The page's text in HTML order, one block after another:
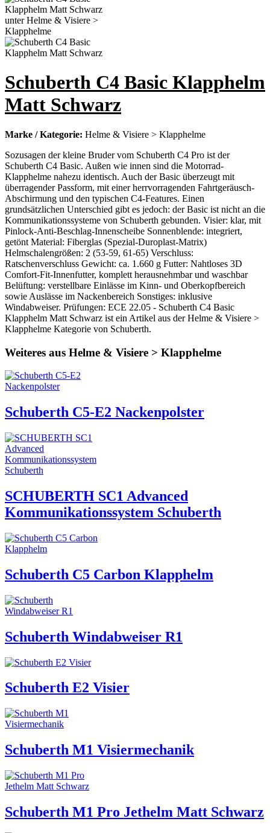
Schuberth C4 Basic Klapphelm
Matt Schwarz
Marke / Kategorie: Helme & Visiere > Klapphelme
Sozusagen der kleine Bruder vom Schuberth C4 Pro ist der
Schuberth C4 Basic. Außen wie innen sind die Motorrad-
Klapphelme nahezu identisch. Auch der Basic überzeugt mit
überragender Passform, mit einer herrvorragenden Fahrtgeräusch-
Abschirmung und den typischen C4-Features. Einen
grundsätzlichen Unterschied gibt es jedoch: der Basic ist nicht an die
Kommunikationssysteme von Schuberth gebunden. Visier: klar, mit
Pinlock-Anti-Beschlag-Innenscheibe Sonnenblende: integriert,
getönt Material: Fiberglas (Spezial-Duroplast-Matrix)
Helmschalengrößen: 2 (53-59, 61-65) Verschluss:
Ratschenverschluss Gewicht: ca. 1.660 g Futter: Nahtloses 3D
Comfort-Fit-Innenfutter, komplett herausnehmbar und waschbar
Belüftung: verstellbare Einlässe im Kinn- und Oberkopfbereich
sowie Auslässe im Nackenbereich Sonstiges: inklusive
Windabweiser. Prüfungen: ECE 22.05 - Schuberth C4 Basic
Klapphelm Matt Schwarz ist ein Artikel aus der Helme & Visiere >
Klapphelme Kategorie von Schuberth.
Weiteres aus Helme & Visiere > Klapphelme
Schuberth C5-E2 Nackenpolster
SCHUBERTH SC1 Advanced
Kommunikationssystem Schuberth
Schuberth C5 Carbon Klapphelm
Schuberth Windabweiser R1
Schuberth E2 Visier
Schuberth M1 Visiermechanik
Schuberth M1 Pro Jethelm Matt Schwarz